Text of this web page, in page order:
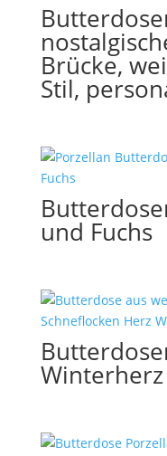
Brücke,
Stil,
und Fuchs
Winterherz